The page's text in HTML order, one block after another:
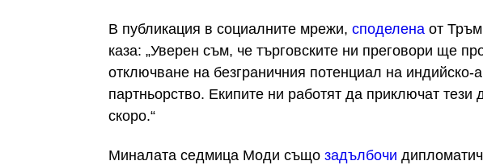
В публикация в социалните мрежи, споделена от
каза: „Уверен съм, че търговските ни преговори ще
отключване на безграничния потенциал на индийско-
партньорство. Екипите ни работят да приключат тези
скоро.“
Миналата седмица Моди също задълбочи